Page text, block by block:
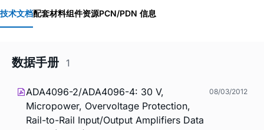
技术文档配套材料组件资源PCN/PDN 信息
数据手册 1
ADA4096-2/ADA4096-4: 30 V,
Micropower, Overvoltage Protection,
Rail-to-Rail Input/Output Amplifiers Data
08/03/2012